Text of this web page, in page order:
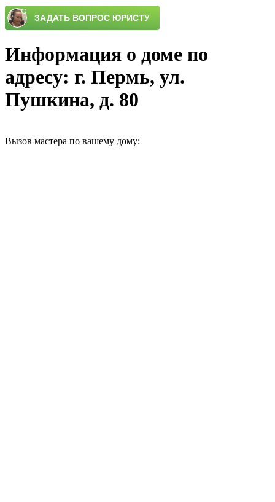
Информация о доме по
адресу: г. Пермь, ул.
Пушкина, д. 80
Вызов мастера по вашему дому: